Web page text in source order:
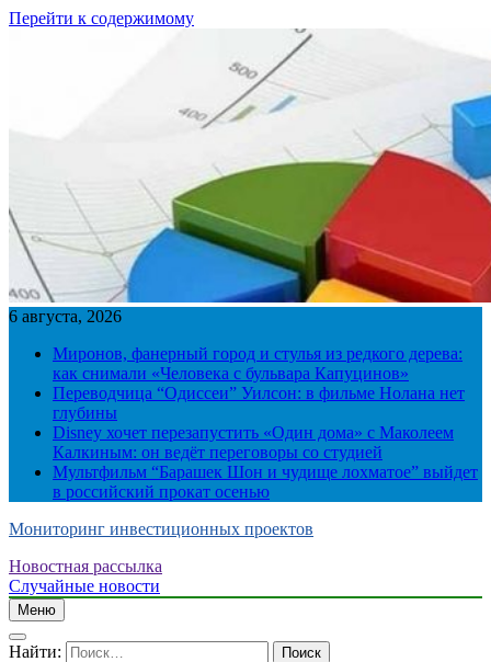
Перейти к содержимому
6 августа, 2026
Миронов, фанерный город и стулья из редкого дерева:
как снимали «Человека с бульвара Капуцинов»
Переводчица “Одиссеи” Уилсон: в фильме Нолана нет
глубины
Disney хочет перезапустить «Один дома» с Маколеем
Калкиным: он ведёт переговоры со студией
Мультфильм “Барашек Шон и чудище лохматое” выйдет
в российский прокат осенью
Мониторинг инвестиционных проектов
Новостная рассылка
Случайные новости
Меню
Найти: